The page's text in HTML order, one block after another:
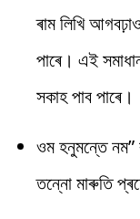
ৰাম লিখি
পাৰে। এই
সকাহ পাব পাৰে।
ওম হনুমন্তে নম”
তন্নো মাৰুতি